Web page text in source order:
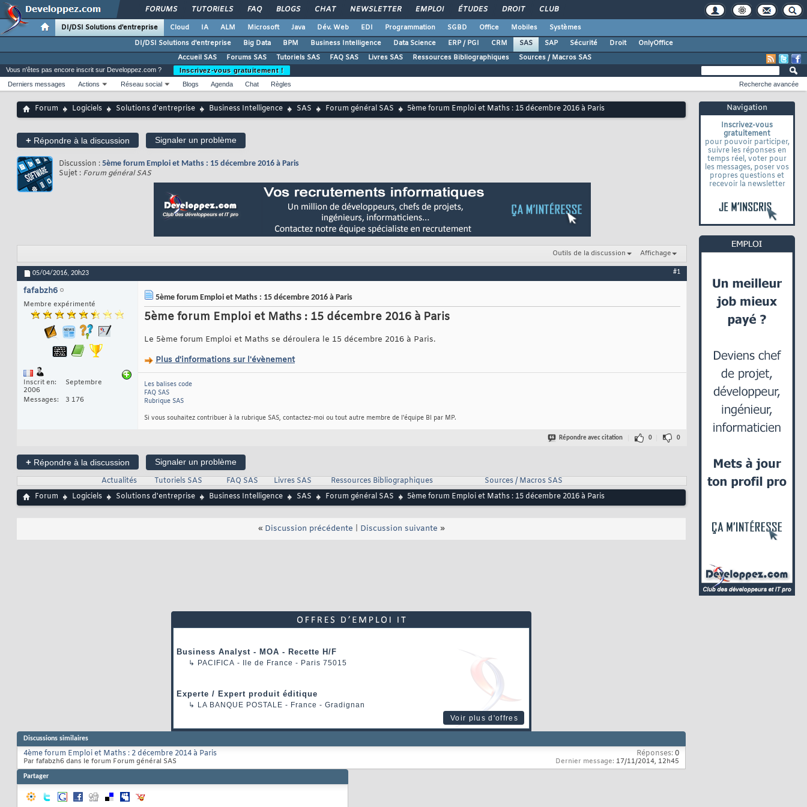
FORUMS TUTORIELS FAQ BLOGS CHAT NEWSLETTER EMPLOI ÉTUDES DROIT CLUB
DI/DSI Solutions d'entreprise Cloud IA ALM Microsoft Java Dév. Web EDI Programmation SGBD Office Mobiles
Systèmes
DI/DSI Solutions d'entreprise
Big Data BPM Business Intelligence Data Science ERP / PGI CRM SAS SAP Sécurité Droit
OnlyOffice
Accueil SAS
Forums SAS Tutoriels SAS FAQ SAS Livres SAS Ressources Bibliographiques Sources / Macros SAS
Navigation
Inscrivez-vous
gratuitement
pour pouvoir participer,
suivre les réponses en
temps réel, voter pour
les messages, poser vos
propres questions et
recevoir la newsletter
Vous n'êtes pas encore inscrit sur Developpez.com ?
Inscrivez-vous gratuitement !
Derniers messages
Actions Réseau social Blogs Agenda Chat Règles Recherche avancée
Forum Logiciels Solutions d'entreprise Business Intelligence SAS Forum général SAS 5ème forum Emploi et Maths : 15 décembre 2016 à Paris
+ Répondre à la discussion Signaler un problème
Discussion : 5ème forum Emploi et Maths : 15 décembre 2016 à Paris
Sujet : Forum général SAS
Outils de la discussion Affichage
05/04/2016, 20h23 #1
fafabzh6
Membre expérimenté
Inscrit en
Septembre
2006
Messages
3 176
5ème forum Emploi et Maths : 15 décembre 2016 à Paris
5ème forum Emploi et Maths : 15 décembre 2016 à Paris
Le 5ème forum Emploi et Maths se déroulera le 15 décembre 2016 à Paris.
Plus d'informations sur l'évènement
Les balises code
FAQ SAS
Rubrique SAS
Si vous souhaitez contribuer à la rubrique SAS, contactez-moi ou tout autre membre de l'équipe BI par MP.
Répondre avec citation 0 0
+ Répondre à la discussion
Signaler un problème
Actualités
Tutoriels SAS FAQ SAS Livres SAS Ressources Bibliographiques
Sources / Macros SAS
Forum
Logiciels Solutions d'entreprise Business Intelligence SAS Forum général SAS 5ème forum Emploi et Maths : 15 décembre 2016 à Paris
« Discussion précédente Discussion suivante »
Business Analyst - MOA - Recette H/F
↳ PACIFICA - Ile de France - Paris 75015
Experte / Expert produit éditique
↳ LA BANQUE POSTALE - France - Gradignan
Voir plus d'offres
Discussions similaires
4ème forum Emploi et Maths : 2 décembre 2014 à Paris
Par fafabzh6 dans le forum Forum général SAS
Réponses:0
Dernier message: 17/11/2014, 12h45
Partager